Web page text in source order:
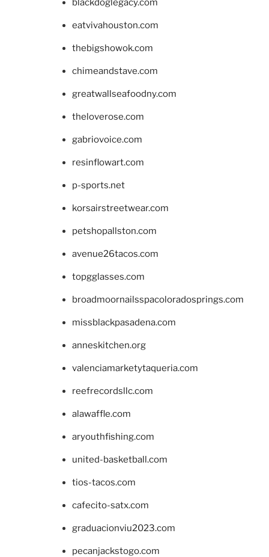
blackdoglegacy.com
eatvivahouston.com
thebigshowok.com
chimeandstave.com
greatwallseafoodny.com
theloverose.com
gabriovoice.com
resinflowart.com
p-sports.net
korsairstreetwear.com
petshopallston.com
avenue26tacos.com
topgglasses.com
broadmoornailsspacoloradosprings.com
missblackpasadena.com
anneskitchen.org
valenciamarketytaqueria.com
reefrecordsllc.com
alawaffle.com
aryouthfishing.com
united-basketball.com
tios-tacos.com
cafecito-satx.com
graduacionviu2023.com
pecanjackstogo.com